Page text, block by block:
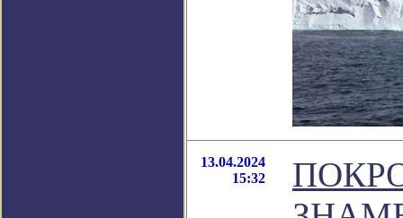
13.04.2024
15:32